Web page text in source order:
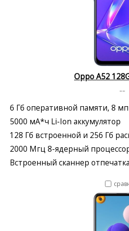
Oppo A52
--
6 Гб оперативной памяти, 8
5000 мА*ч Li-Ion аккумулятор
128 Гб встроенной и 256 Гб
2000 Мгц 8-ядерный
Встроенный сканнер